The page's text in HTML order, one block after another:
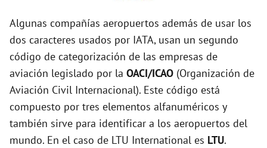
Algunas compañías aeropuertos además de usar los
dos caracteres usados por IATA, usan un segundo
código de categorización de las empresas de
aviación legislado por la OACI/ICAO (Organización de
Aviación Civil Internacional). Este código está
compuesto por tres elementos alfanuméricos y
también sirve para identificar a los aeropuertos del
mundo. En el caso de LTU International es LTU.